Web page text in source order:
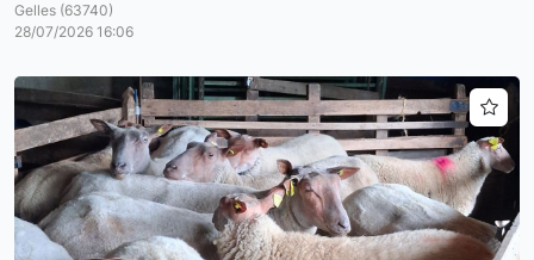
Gelles (63740)
28/07/2026 16:06